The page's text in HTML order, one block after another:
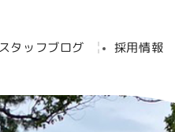
スタッフブログ 採用情報